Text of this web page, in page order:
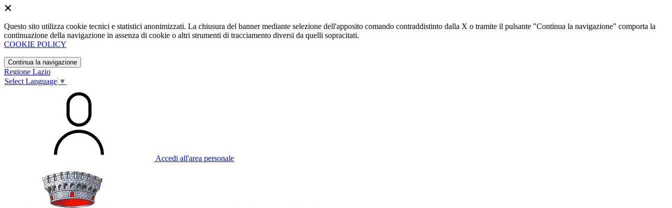
Questo sito utilizza cookie tecnici e statistici anonimizzati. La chiusura del banner mediante selezione dell'apposito comando contraddistinto dalla X o tramite il pulsante "Continua la navigazione" comporta la
continuazione della navigazione in assenza di cookie o altri strumenti di tracciamento diversi da quelli sopracitati.
COOKIE POLICY
Continua la navigazione
Regione Lazio
Select Language ▼
Accedi all'area personale